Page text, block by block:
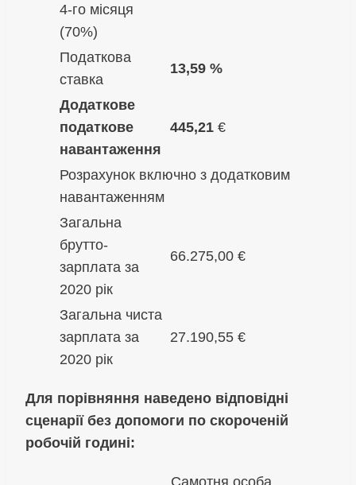
4-го місяця
(70%)
Податкова
ставка
13,59 %
Додаткове
податкове
навантаження
445,21 €
Розрахунок включно з додатковим
навантаженням
Загальна
брутто-
зарплата за
2020 рік
66.275,00 €
Загальна чиста
зарплата за
2020 рік
27.190,55 €
Для порівняння наведено відповідні
сценарії без допомоги по скороченій
робочій годині:
Самотня особа